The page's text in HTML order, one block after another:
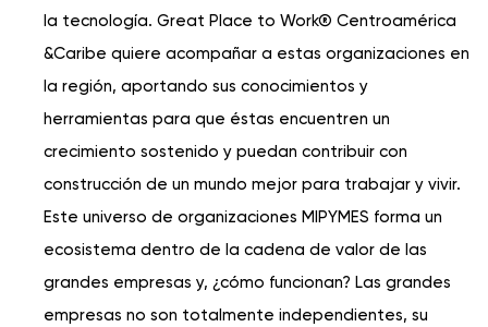
la tecnología. Great Place to Work® Centroamérica
&Caribe quiere acompañar a estas organizaciones en
la región, aportando sus conocimientos y
herramientas para que éstas encuentren un
crecimiento sostenido y puedan contribuir con
construcción de un mundo mejor para trabajar y vivir.
Este universo de organizaciones MIPYMES forma un
ecosistema dentro de la cadena de valor de las
grandes empresas y, ¿cómo funcionan? Las grandes
empresas no son totalmente independientes, su